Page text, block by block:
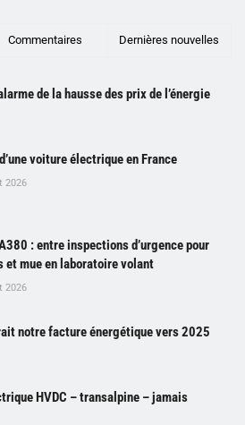
Commentaires Dernières nouvelles
de la hausse des prix de l’énergie
voiture électrique en France
2026
: entre inspections d’urgence pour
et mue en laboratoire volant
2026
notre facture énergétique vers 2025
HVDC – transalpine – jamais